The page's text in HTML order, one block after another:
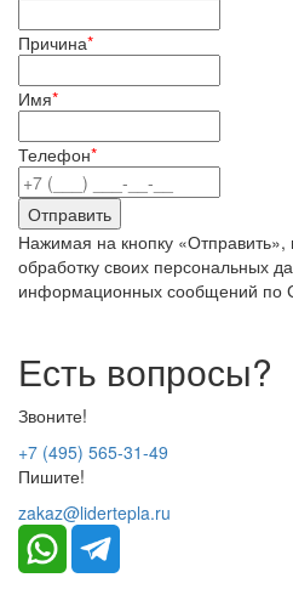
Причина*
Имя*
Телефон*
Нажимая на кнопку «Отправить»,
обработку своих персональных
информационных сообщений по
Есть вопросы?
Звоните!
+7 (495) 565-31-49
Пишите!
zakaz@lidertepla.ru